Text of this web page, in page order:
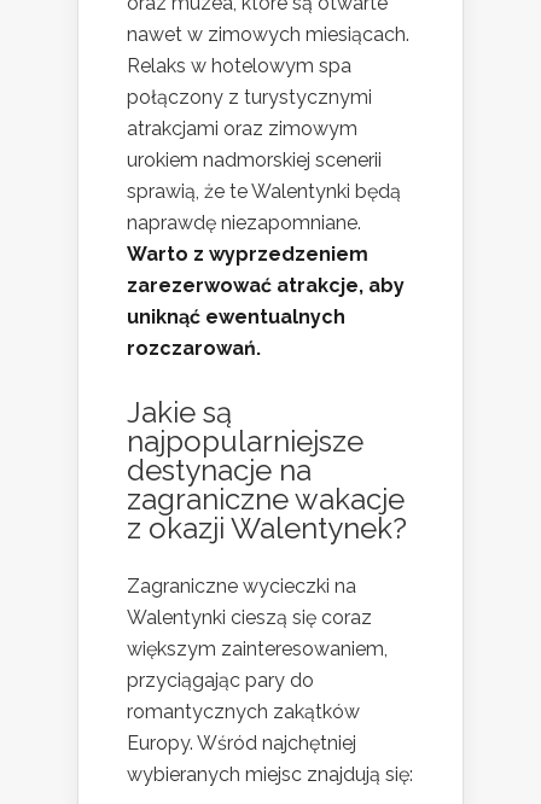
nawet w zimowych miesiącach.
Relaks w hotelowym spa
połączony z turystycznymi
atrakcjami oraz zimowym
urokiem nadmorskiej scenerii
sprawią, że te Walentynki będą
naprawdę niezapomniane.
Warto z wyprzedzeniem
zarezerwować atrakcje, aby
uniknąć ewentualnych
rozczarowań.
Jakie są
najpopularniejsze
destynacje na
zagraniczne wakacje
z okazji Walentynek?
Zagraniczne wycieczki na
Walentynki cieszą się coraz
większym zainteresowaniem,
przyciągając pary do
romantycznych zakątków
Europy. Wśród najchętniej
wybieranych miejsc znajdują się: